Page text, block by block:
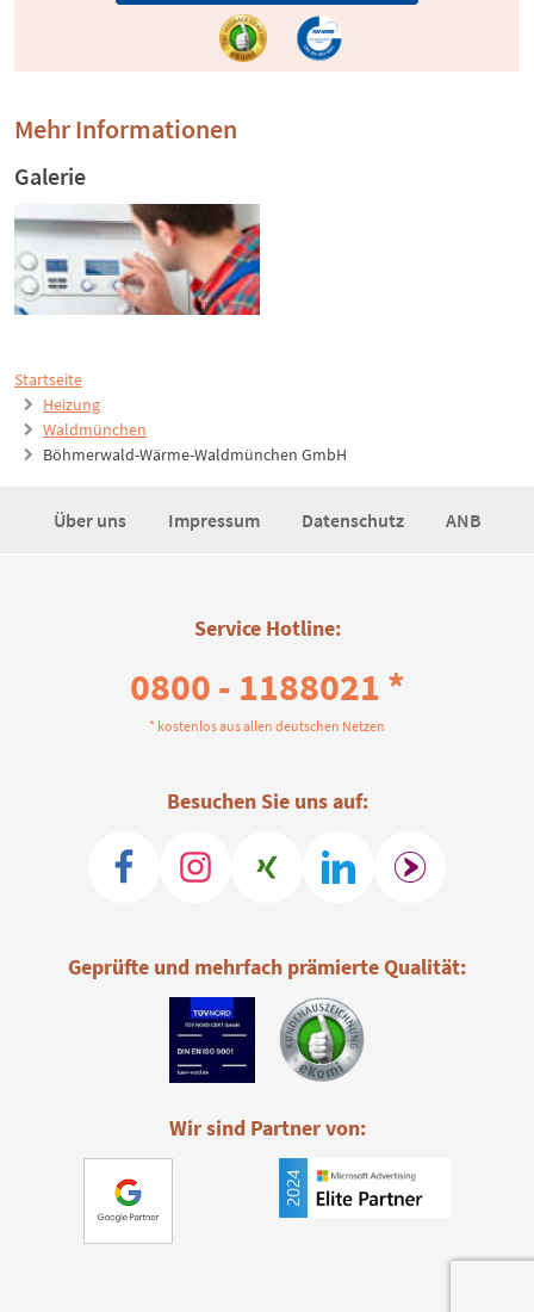
Startseite
Heizung
Waldmünchen
Böhmerwald-Wärme-Waldmünchen GmbH
Mehr Informationen
Galerie
Über uns Impressum Datenschutz ANB
Service Hotline:
0800 - 1188021 *
* kostenlos aus allen deutschen Netzen
Besuchen Sie uns auf:
Geprüfte und mehrfach prämierte Qualität:
Wir sind Partner von: